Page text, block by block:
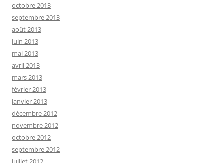
octobre 2013
septembre 2013
août 2013
juin 2013
mai 2013
avril 2013
mars 2013
février 2013
janvier 2013
décembre 2012
novembre 2012
octobre 2012
septembre 2012
juillet 2012